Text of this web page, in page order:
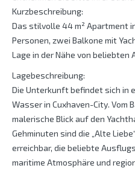
Kurzbeschreibung:
Das stilvolle 44 m² Apartment
Personen, zwei Balkone mit
Lage in der Nähe von beliebten
Lagebeschreibung:
Die Unterkunft befindet sich in
Wasser in Cuxhaven-City. Vom
malerische Blick auf den
Gehminuten sind die „Alte
erreichbar, die beliebte
maritime Atmosphäre und